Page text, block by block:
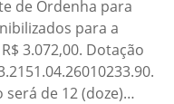
de Ordenha para
para a
3.072,00. Dotação
será de 12 (doze)…